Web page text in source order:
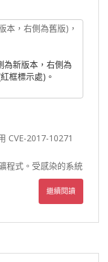
為新版本，右側為
框標示處)。
CVE-2017-10271
程式。受感染的系統
繼續閱讀